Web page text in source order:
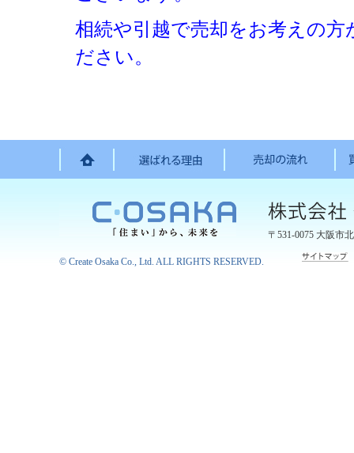
相続や引越で売却をお考えの
ださい。
〒531-0075 大阪市
© Create Osaka Co., Ltd. ALL RIGHTS RESERVED.